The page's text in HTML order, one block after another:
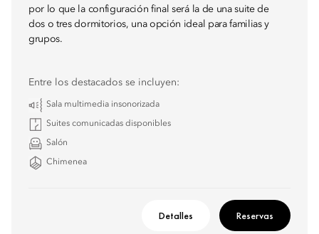
por lo que la configuración final será la de una suite de
dos o tres dormitorios, una opción ideal para familias y
grupos.
Entre los destacados se incluyen:
Sala multimedia insonorizada
Suites comunicadas disponibles
Salón
Chimenea
Detalles Reservas